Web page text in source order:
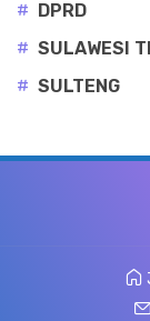
# DPRD
# SULAWESI
# SULTENG